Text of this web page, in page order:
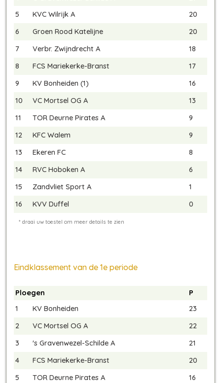
5
KVC Wilrijk A
20
6
Groen Rood Katelijne
20
7
Verbr. Zwijndrecht A
18
8
FCS Mariekerke-Branst
17
9
KV Bonheiden (1)
16
10
VC Mortsel OG A
13
11
TOR Deurne Pirates A
9
12
KFC Walem
9
13
Ekeren FC
8
14
RVC Hoboken A
6
15
Zandvliet Sport A
1
16
KVV Duffel 0
Eindklassement van de 1e periode
Ploegen
P
1
KV Bonheiden
23
2
VC Mortsel OG A
22
3
's Gravenwezel-Schilde A
21
4
FCS Mariekerke-Branst
20
5
TOR Deurne Pirates A
16